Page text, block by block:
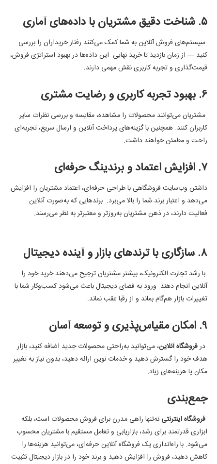
۵. شناخت دقیق مشتریان با داده‌های آماری
سیستم‌های فروش آنلاین به شما کمک می‌کنند رفتار خریداران را بررسی
کنید — از زمان بازدید تا خرید نهایی. این داده‌ها در بهبود استراتژی فروش،
قیمت‌گذاری و تجربه کاربری نقش مهمی دارند.
۶. بهبود تجربه کاربری و رضایت مشتری
مشتریان می‌توانند محصولات را مشاهده، مقایسه و بررسی نظرات سایر
کاربران کنند. همچنین با گزینه‌های پرداخت آنلاین و ارسال سریع، تجربه‌ای
راحت و مطمئن خواهند داشت.
۷. افزایش اعتماد و برندینگ حرفه‌ای
داشتن وب‌سایت فروشگاهی با طراحی حرفه‌ای، اعتماد مشتریان را افزایش
می‌دهد و اعتبار برند شما را بالا می‌برد. برندهایی که به‌صورت آنلاین
فعالیت دارند، در ذهن مشتریان به‌روزتر و معتبرتر به نظر می‌رسند.
۸. سازگاری با ترندهای بازار و آینده دیجیتال
با رشد تجارت الکترونیک، بیشتر مشتریان ترجیح می‌دهند خرید خود را
آنلاین انجام دهند. ورود به فضای دیجیتال باعث می‌شود کسب‌وکار شما با
تغییرات بازار هم‌گام بماند و از رقبا عقب نماند.
۹. امکان مقیاس‌پذیری و توسعه آسان
درفروشگاه آنلاین، می‌توانید به‌راحتی محصولات جدید اضافه کنید، بازار
هدف خود را گسترش دهید و خدمات نوین ارائه دهید، بدون نیاز به تغییر
مکان یا هزینه‌های زیاد.
جمع‌بندی
فروشگاه اینترنتی نه‌تنها راهی مدرن برای فروش محصولات است، بلکه
ابزاری قدرتمند برای رشد، بازاریابی و تعامل مستقیم با مشتریان محسوب
می‌شود. با راه‌اندازی یک فروشگاه آنلاین حرفه‌ای، می‌توانید هزینه‌ها را
کاهش دهید، فروش را افزایش دهید و برند خود را در بازار دیجیتال تثبیت